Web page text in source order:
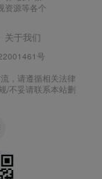
资源等各个
关于我们
号
，请遵循相关法律
/不妥请联系本站删